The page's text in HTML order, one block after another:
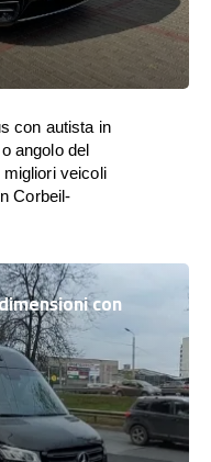
con autista in
angolo del
veicoli
Corbeil-
con